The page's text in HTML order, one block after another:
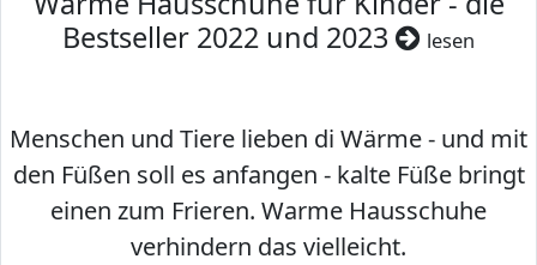
Bestseller 2022 und 2023
lesen
Menschen und Tiere lieben di Wärme - und mit
den Füßen soll es anfangen - kalte Füße bringt
einen zum Frieren. Warme Hausschuhe
verhindern das vielleicht.